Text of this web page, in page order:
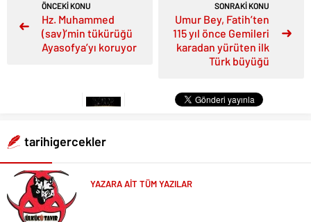
ÖNCEKİ KONU
Hz. Muhammed
(sav)’min tükürüğü
Ayasofya’yı koruyor
SONRAKİ KONU
Umur Bey, Fatih’ten
115 yıl önce Gemileri
karadan yürüten ilk
Türk büyüğü
tarihigercekler
YAZARA AİT TÜM YAZILAR